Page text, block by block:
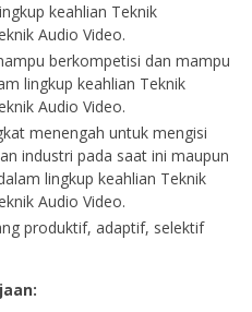
keahlian Teknik
Audio Video.
berkompetisi dan mampu
lingkup keahlian Teknik
Audio Video.
menengah untuk mengisi
industri pada saat ini maupun
lingkup keahlian Teknik
Audio Video.
produktif, adaptif, selektif